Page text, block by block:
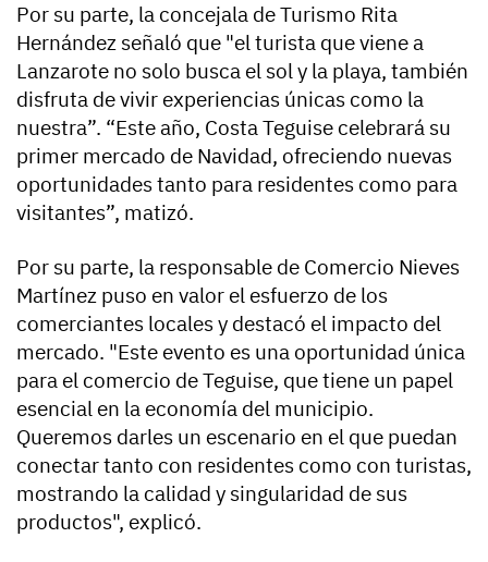
Por su parte, la concejala de Turismo Rita
Hernández señaló que "el turista que viene a
Lanzarote no solo busca el sol y la playa, también
disfruta de vivir experiencias únicas como la
nuestra”. “Este año, Costa Teguise celebrará su
primer mercado de Navidad, ofreciendo nuevas
oportunidades tanto para residentes como para
visitantes”, matizó.
Por su parte, la responsable de Comercio Nieves
Martínez puso en valor el esfuerzo de los
comerciantes locales y destacó el impacto del
mercado. "Este evento es una oportunidad única
para el comercio de Teguise, que tiene un papel
esencial en la economía del municipio.
Queremos darles un escenario en el que puedan
conectar tanto con residentes como con turistas,
mostrando la calidad y singularidad de sus
productos", explicó.